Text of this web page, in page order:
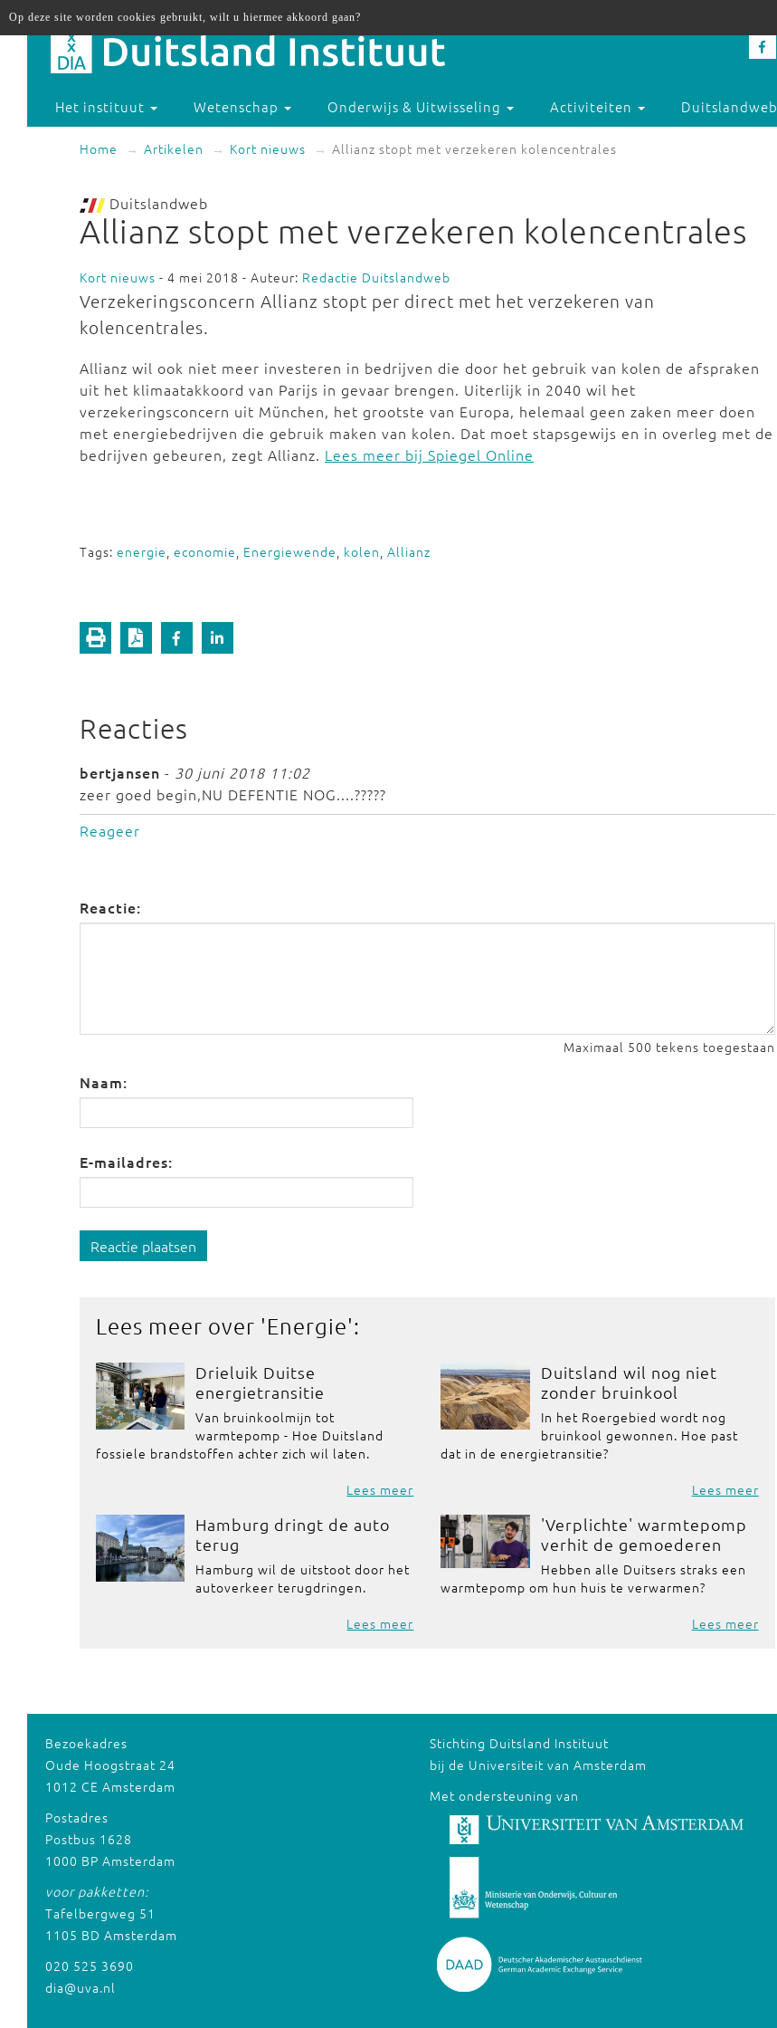
Het instituut Wetenschap Onderwijs & Uitwisseling Activiteiten Duitslandweb
Home Artikelen Kort nieuws Allianz stopt met verzekeren kolencentrales
Duitslandweb
Allianz stopt met verzekeren kolencentrales
Kort nieuws - 4 mei 2018 - Auteur: Redactie Duitslandweb
Verzekeringsconcern Allianz stopt per direct met het verzekeren van
kolencentrales.
Allianz wil ook niet meer investeren in bedrijven die door het gebruik van kolen de afspraken
uit het klimaatakkoord van Parijs in gevaar brengen. Uiterlijk in 2040 wil het
verzekeringsconcern uit München, het grootste van Europa, helemaal geen zaken meer doen
met energiebedrijven die gebruik maken van kolen. Dat moet stapsgewijs en in overleg met de
bedrijven gebeuren, zegt Allianz. Lees meer bij Spiegel Online
Tags: energie, economie, Energiewende, kolen, Allianz
Reacties
bertjansen - 30 juni 2018 11:02
zeer goed begin,NU DEFENTIE NOG....?????
Reageer
Reactie:
Maximaal 500 tekens toegestaan
Naam:
E-mailadres:
Reactie plaatsen
Lees meer over 'Energie':
Drieluik Duitse
energietransitie
Van bruinkoolmijn tot
warmtepomp - Hoe Duitsland
fossiele brandstoffen achter zich wil laten.
Lees meer
Duitsland wil nog niet
zonder bruinkool
In het Roergebied wordt nog
bruinkool gewonnen. Hoe past
dat in de energietransitie?
Lees meer
Hamburg dringt de auto
terug
Hamburg wil de uitstoot door het
autoverkeer terugdringen.
Lees meer
'Verplichte' warmtepomp
verhit de gemoederen
Hebben alle Duitsers straks een
warmtepomp om hun huis te verwarmen?
Lees meer
Bezoekadres
Oude Hoogstraat 24
1012 CE Amsterdam
Postadres
Postbus 1628
1000 BP Amsterdam
voor pakketten:
Tafelbergweg 51
1105 BD Amsterdam
020 525 3690
dia@uva.nl
Stichting Duitsland Instituut
bij de Universiteit van Amsterdam
Met ondersteuning van
Op deze site worden cookies gebruikt, wilt u hiermee akkoord gaan?